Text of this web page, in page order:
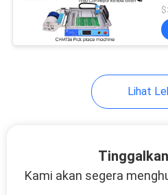
Lihat
Kami akan segera